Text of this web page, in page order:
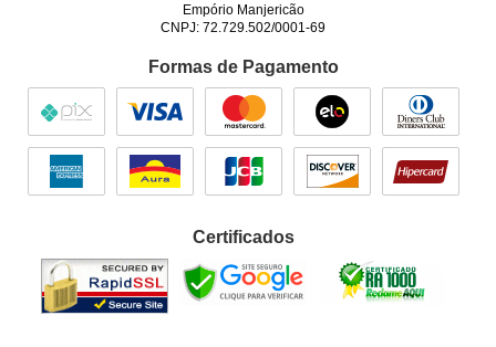
Empório Manjericão
CNPJ: 72.729.502/0001-69
Formas de Pagamento
Certificados